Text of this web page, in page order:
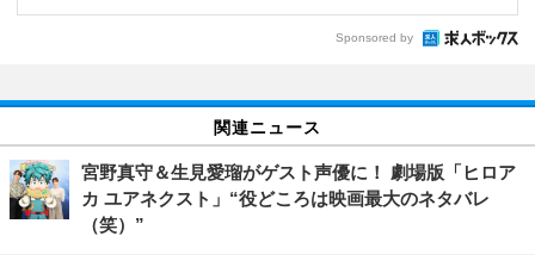
Sponsored by
関連ニュース
宮野真守＆生見愛瑠がゲスト声優に！ 劇場版「ヒロア
カ ユアネクスト」“役どころは映画最大のネタバレ
（笑）”